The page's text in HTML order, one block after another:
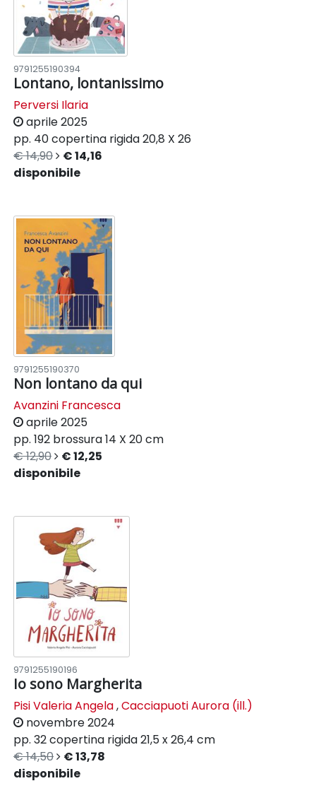
9791255190394
Lontano, lontanissimo
Perversi Ilaria
aprile 2025
pp. 40copertina rigida20,8 X 26
€ 14,90
€ 14,16
disponibile
9791255190370
Non lontano da qui
Avanzini Francesca
aprile 2025
pp. 192 brossura14 X 20 cm
€ 12,90
€ 12,25
disponibile
9791255190196
Io sono Margherita
Pisi Valeria Angela,Cacciapuoti Aurora (ill.)
novembre 2024
pp. 32copertina rigida21,5 x 26,4 cm
€ 14,50
€ 13,78
disponibile